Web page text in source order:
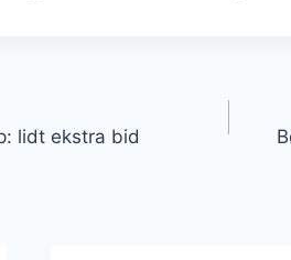
lidt ekstra bid